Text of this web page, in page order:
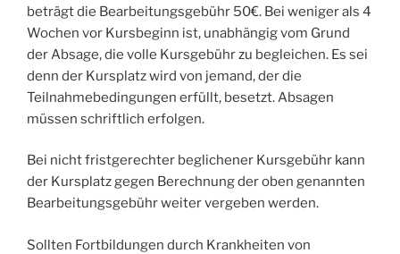
beträgt die Bearbeitungsgebühr 50€. Bei weniger als 4
Wochen vor Kursbeginn ist, unabhängig vom Grund
der Absage, die volle Kursgebühr zu begleichen. Es sei
denn der Kursplatz wird von jemand, der die
Teilnahmebedingungen erfüllt, besetzt. Absagen
müssen schriftlich erfolgen.
Bei nicht fristgerechter beglichener Kursgebühr kann
der Kursplatz gegen Berechnung der oben genannten
Bearbeitungsgebühr weiter vergeben werden.
Sollten Fortbildungen durch Krankheiten von